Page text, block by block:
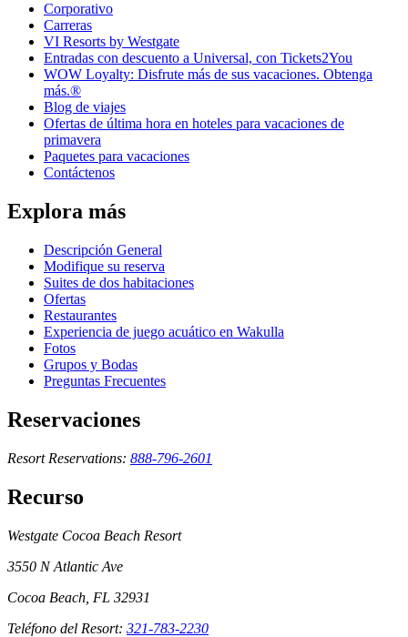
Corporativo
Carreras
VI Resorts by Westgate
Entradas con descuento a Universal, con Tickets2You
WOW Loyalty: Disfrute más de sus vacaciones. Obtenga
más.®
Blog de viajes
Ofertas de última hora en hoteles para vacaciones de
primavera
Paquetes para vacaciones
Contáctenos
Explora más
Descripción General
Modifique su reserva
Suites de dos habitaciones
Ofertas
Restaurantes
Experiencia de juego acuático en Wakulla
Fotos
Grupos y Bodas
Preguntas Frecuentes
Reservaciones
Resort Reservations: 888-796-2601
Recurso
Westgate Cocoa Beach Resort
3550 N Atlantic Ave
Cocoa Beach, FL 32931
Teléfono del Resort: 321-783-2230